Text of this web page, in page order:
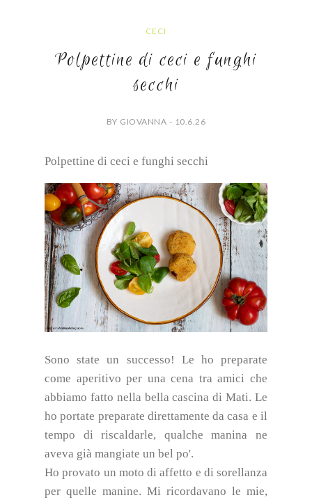
CECI
Polpettine di ceci e funghi
secchi
BY GIOVANNA - 10.6.26
Polpettine di ceci e funghi secchi
Sono state un successo! Le ho preparate
come aperitivo per una cena tra amici che
abbiamo fatto nella bella cascina di Mati. Le
ho portate preparate direttamente da casa e il
tempo di riscaldarle, qualche manina ne
aveva già mangiate un bel po'.
Ho provato un moto di affetto e di sorellanza
per quelle manine. Mi ricordavano le mie,